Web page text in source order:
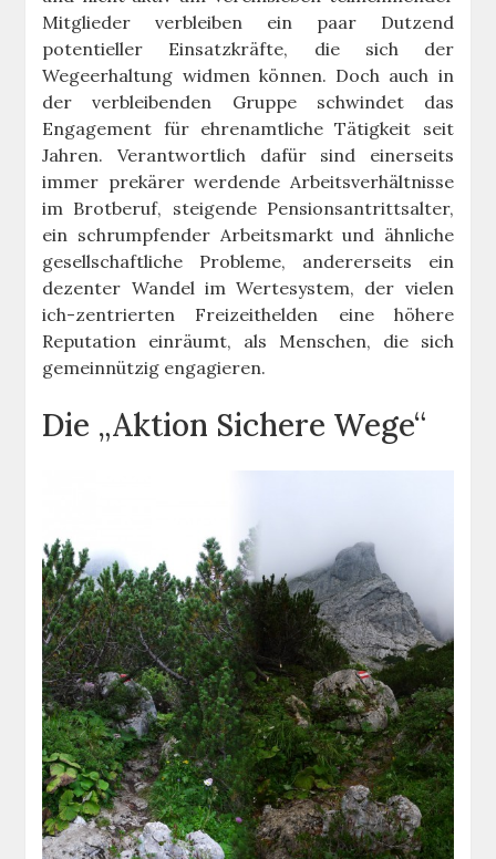
Mitglieder verbleiben ein paar Dutzend
potentieller Einsatzkräfte, die sich der
Wegeerhaltung widmen können. Doch auch in
der verbleibenden Gruppe schwindet das
Engagement für ehrenamtliche Tätigkeit seit
Jahren. Verantwortlich dafür sind einerseits
immer prekärer werdende Arbeitsverhältnisse
im Brotberuf, steigende Pensionsantrittsalter,
ein schrumpfender Arbeitsmarkt und ähnliche
gesellschaftliche Probleme, andererseits ein
dezenter Wandel im Wertesystem, der vielen
ich-zentrierten Freizeithelden eine höhere
Reputation einräumt, als Menschen, die sich
gemeinnützig engagieren.
Die „Aktion Sichere Wege“